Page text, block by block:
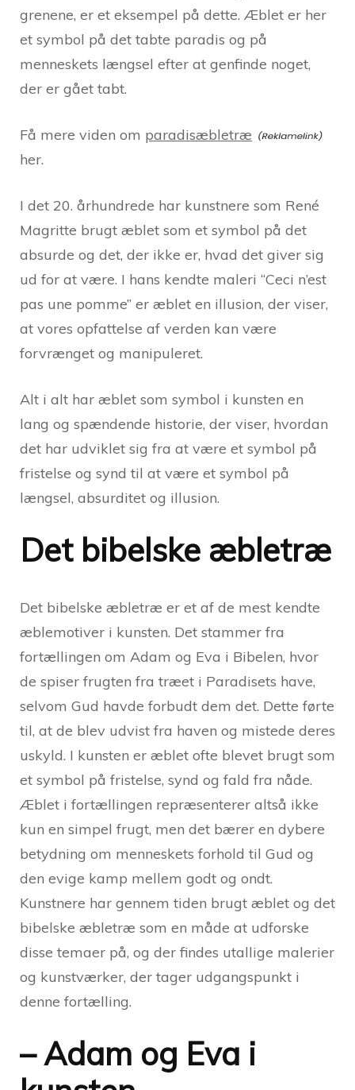
grenene, er et eksempel på dette. Æblet er her
et symbol på det tabte paradis og på
menneskets længsel efter at genfinde noget,
der er gået tabt.
Få mere viden om paradisæbletræ
her.
I det 20. århundrede har kunstnere som René
Magritte brugt æblet som et symbol på det
absurde og det, der ikke er, hvad det giver sig
ud for at være. I hans kendte maleri “Ceci n’est
pas une pomme” er æblet en illusion, der viser,
at vores opfattelse af verden kan være
forvrænget og manipuleret.
Alt i alt har æblet som symbol i kunsten en
lang og spændende historie, der viser, hvordan
det har udviklet sig fra at være et symbol på
fristelse og synd til at være et symbol på
længsel, absurditet og illusion.
Det bibelske æbletræ
Det bibelske æbletræ er et af de mest kendte
æblemotiver i kunsten. Det stammer fra
fortællingen om Adam og Eva i Bibelen, hvor
de spiser frugten fra træet i Paradisets have,
selvom Gud havde forbudt dem det. Dette førte
til, at de blev udvist fra haven og mistede deres
uskyld. I kunsten er æblet ofte blevet brugt som
et symbol på fristelse, synd og fald fra nåde.
Æblet i fortællingen repræsenterer altså ikke
kun en simpel frugt, men det bærer en dybere
betydning om menneskets forhold til Gud og
den evige kamp mellem godt og ondt.
Kunstnere har gennem tiden brugt æblet og det
bibelske æbletræ som en måde at udforske
disse temaer på, og der findes utallige malerier
og kunstværker, der tager udgangspunkt i
denne fortælling.
– Adam og Eva i